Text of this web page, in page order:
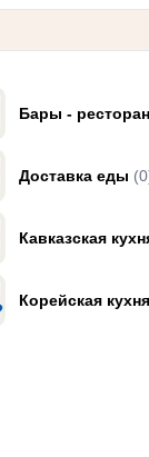
Бары -
Доставка еды
Кавказская
Корейская кухня